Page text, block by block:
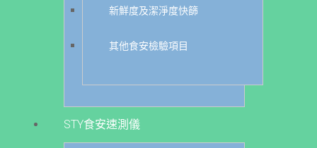
新鮮度及潔淨度快篩
其他食安檢驗項目
STY食安速測儀